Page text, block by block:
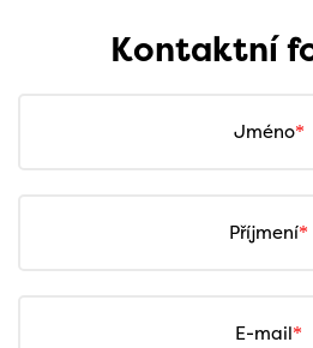
Kontaktní
Jméno
Příjmení
E-mail